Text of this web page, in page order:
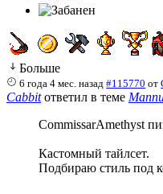
Больше
6 года 4 мес. назад #115770 от
Cabbitответил в теме
CommissarAmethyst
Кастомный тайлсет.
Подбираю стиль под